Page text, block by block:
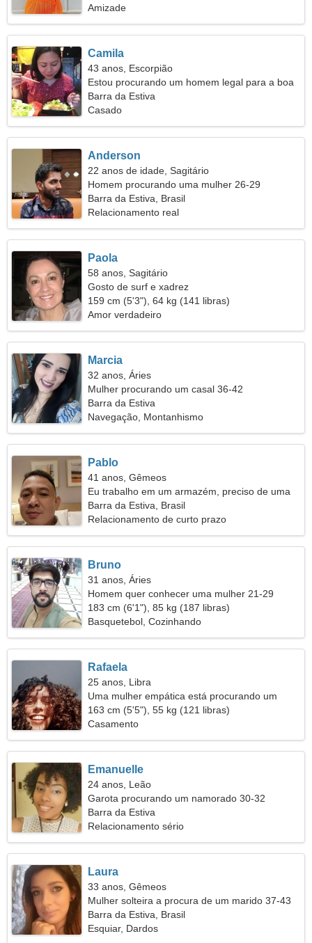
Amizade
Camila
43 anos, Escorpião
Estou procurando um homem legal para a boa
forma
Barra da Estiva
Casado
Anderson
22 anos de idade, Sagitário
Homem procurando uma mulher 26-29
Barra da Estiva, Brasil
Relacionamento real
Paola
58 anos, Sagitário
Gosto de surf e xadrez
159 cm (5'3"), 64 kg (141 libras)
Amor verdadeiro
Marcia
32 anos, Áries
Mulher procurando um casal 36-42
Barra da Estiva
Navegação, Montanhismo
Pablo
41 anos, Gêmeos
Eu trabalho em um armazém, preciso de uma
mulher perfeita
Barra da Estiva, Brasil
Relacionamento de curto prazo
Bruno
31 anos, Áries
Homem quer conhecer uma mulher 21-29
183 cm (6'1"), 85 kg (187 libras)
Basquetebol, Cozinhando
Rafaela
25 anos, Libra
Uma mulher empática está procurando um
relacionamento verdadeiro
163 cm (5'5"), 55 kg (121 libras)
Casamento
Emanuelle
24 anos, Leão
Garota procurando um namorado 30-32
Barra da Estiva
Relacionamento sério
Laura
33 anos, Gêmeos
Mulher solteira a procura de um marido 37-43
Barra da Estiva, Brasil
Esquiar, Dardos